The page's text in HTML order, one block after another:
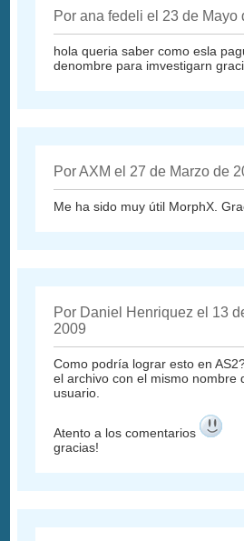
Por ana fedeli el 23 de Mayo
hola queria saber como esla
denombre para imvestigarn
Por AXM el 27 de Marzo de
Me ha sido muy útil MorphX.
Por Daniel Henriquez el 13
2009
Como podría lograr esto en
el archivo con el mismo nombre
usuario.
Atento a los comentarios
gracias!